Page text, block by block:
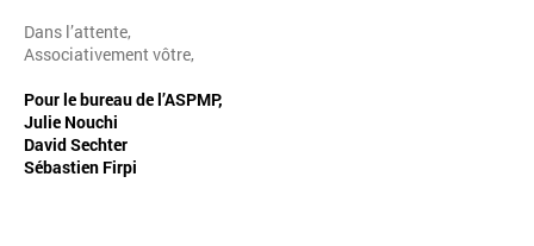
Dans l’attente,
Associativement vôtre,
Pour le bureau de l’ASPMP,
Julie Nouchi
David Sechter
Sébastien Firpi